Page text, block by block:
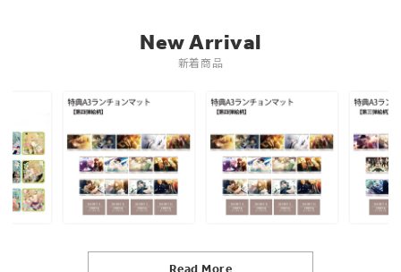
New Arrival
新着商品
Read More